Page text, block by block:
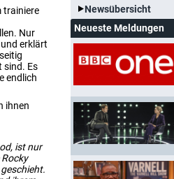
trainiere
Nur
erklärt
sind. Es
endlich
ihnen
ist nur
Newsübersicht
Neueste Meldungen